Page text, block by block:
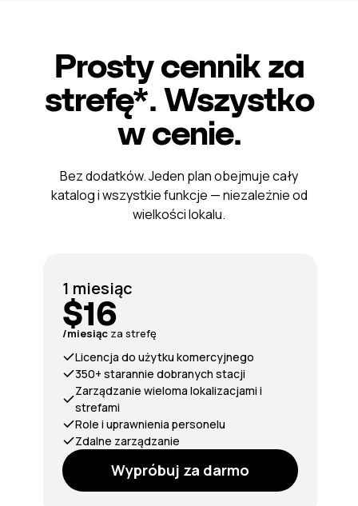
Prosty cennik za
strefę*. Wszystko
w cenie.
1 miesiąc
$16
/miesiąc za strefę
Licencja do użytku komercyjnego
350+ starannie dobranych stacji
Zarządzanie wieloma lokalizacjami i
strefami
Role i uprawnienia personelu
Zdalne zarządzanie
Wypróbuj za darmo
Bez dodatków. Jeden plan obejmuje cały
katalog i wszystkie funkcje — niezależnie od
wielkości lokalu.